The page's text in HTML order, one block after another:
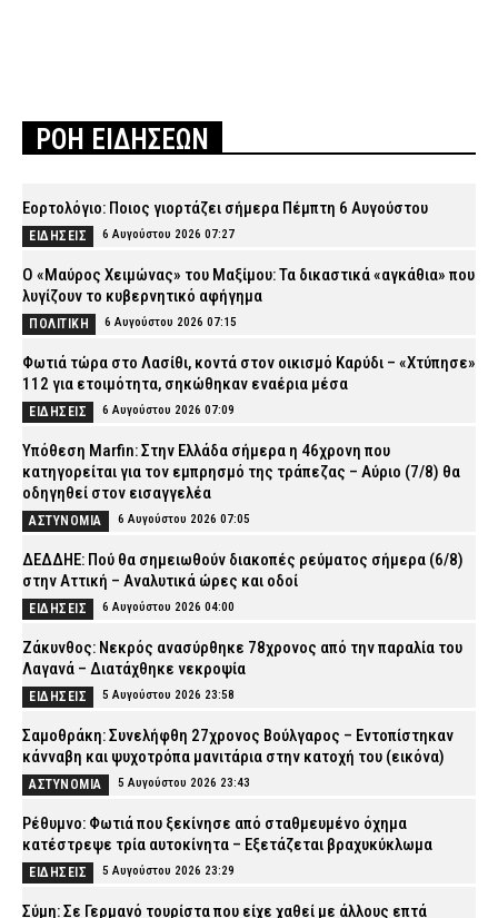
ΡΟΗ ΕΙΔΗΣΕΩΝ
Εορτολόγιο: Ποιος γιορτάζει σήμερα Πέμπτη 6 Αυγούστου
ΕΙΔΗΣΕΙΣ 6 Αυγούστου 2026 07:27
Ο «Μαύρος Χειμώνας» του Μαξίμου: Τα δικαστικά «αγκάθια» που
λυγίζουν το κυβερνητικό αφήγημα
ΠΟΛΙΤΙΚΗ 6 Αυγούστου 2026 07:15
Φωτιά τώρα στο Λασίθι, κοντά στον οικισμό Καρύδι – «Χτύπησε»
112 για ετοιμότητα, σηκώθηκαν εναέρια μέσα
ΕΙΔΗΣΕΙΣ 6 Αυγούστου 2026 07:09
Υπόθεση Marfin: Στην Ελλάδα σήμερα η 46χρονη που
κατηγορείται για τον εμπρησμό της τράπεζας – Αύριο (7/8) θα
οδηγηθεί στον εισαγγελέα
ΑΣΤΥΝΟΜΙΑ 6 Αυγούστου 2026 07:05
ΔΕΔΔΗΕ: Πού θα σημειωθούν διακοπές ρεύματος σήμερα (6/8)
στην Αττική – Αναλυτικά ώρες και οδοί
ΕΙΔΗΣΕΙΣ 6 Αυγούστου 2026 04:00
Ζάκυνθος: Νεκρός ανασύρθηκε 78χρονος από την παραλία του
Λαγανά – Διατάχθηκε νεκροψία
ΕΙΔΗΣΕΙΣ 5 Αυγούστου 2026 23:58
Σαμοθράκη: Συνελήφθη 27χρονος Βούλγαρος – Εντοπίστηκαν
κάνναβη και ψυχοτρόπα μανιτάρια στην κατοχή του (εικόνα)
ΑΣΤΥΝΟΜΙΑ 5 Αυγούστου 2026 23:43
Ρέθυμνο: Φωτιά που ξεκίνησε από σταθμευμένο όχημα
κατέστρεψε τρία αυτοκίνητα – Εξετάζεται βραχυκύκλωμα
ΕΙΔΗΣΕΙΣ 5 Αυγούστου 2026 23:29
Σύμη: Σε Γερμανό τουρίστα που είχε χαθεί με άλλους επτά